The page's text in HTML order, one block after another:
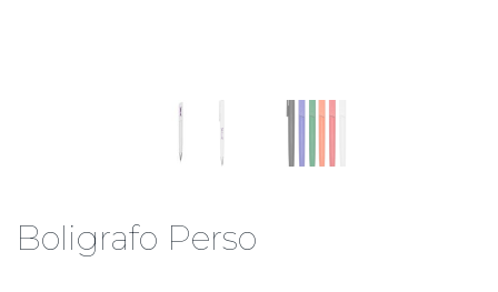
Boligrafo Perso